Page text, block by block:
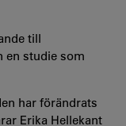
till
en studie som
har förändrats
Erika Hellekant